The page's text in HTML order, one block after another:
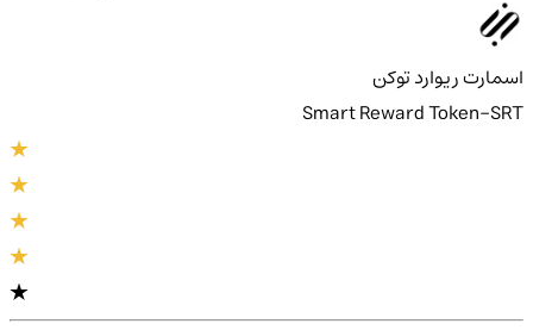
اسمارت ریوارد توکن
Smart Reward Token-SRT